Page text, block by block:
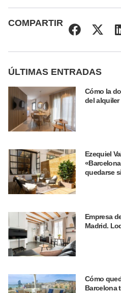
COMPARTIR
ÚLTIMAS ENTRADAS
Cómo la
del alquiler
Ezequiel
quedarse
Empresa
Madrid.
Cómo
Barcelona